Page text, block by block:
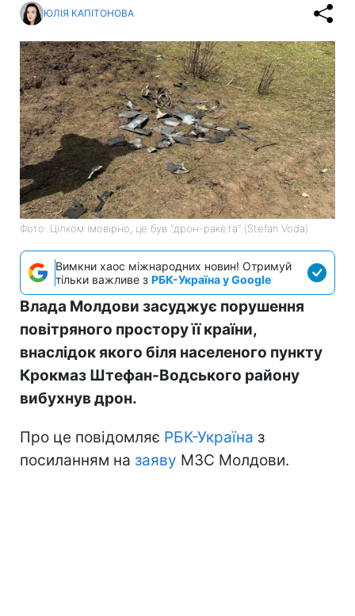
ЮЛІЯ КАПІТОНОВА
Фото: Цілком імовірно, це був "дрон-ракета" (Stefan Voda)
Вимкни хаос міжнародних новин! Отримуй
тільки важливе з РБК-Україна у Google
Влада Молдови засуджує порушення
повітряного простору її країни,
внаслідок якого біля населеного пункту
Крокмаз Штефан-Водського району
вибухнув дрон.
Про це повідомляє РБК-Україна з
посиланням на заяву МЗС Молдови.